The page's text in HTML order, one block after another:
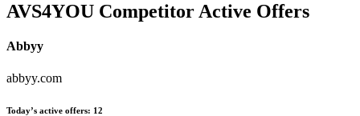
AVS4YOU Competitor Active Offers
Abbyy
abbyy.com
Today’s active offers: 12